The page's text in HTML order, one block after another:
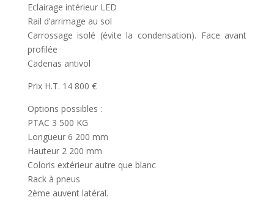
Eclairage intérieur LED
Rail d’arrimage au sol
Carrossage isolé (évite la condensation). Face avant
profilée
Cadenas antivol
Prix H.T. 14 800 €
Options possibles :
PTAC 3 500 KG
Longueur 6 200 mm
Hauteur 2 200 mm
Coloris extérieur autre que blanc
Rack à pneus
2ème auvent latéral.